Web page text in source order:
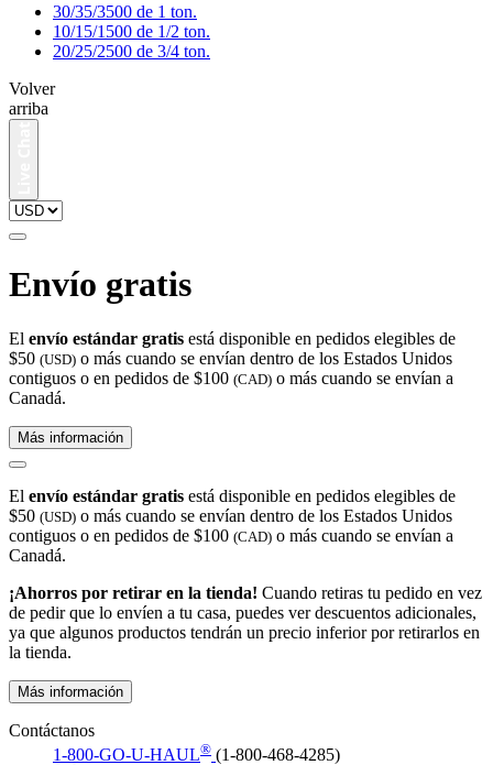
30/35/3500 de 1 ton.
10/15/1500 de 1/2 ton.
20/25/2500 de 3/4 ton.
Volver
arriba
Envío gratis
El envío estándar gratis está disponible en pedidos elegibles de
$50 (USD) o más cuando se envían dentro de los Estados Unidos
contiguos o en pedidos de $100 (CAD) o más cuando se envían a
Canadá.
Más información
El envío estándar gratis está disponible en pedidos elegibles de
$50 (USD) o más cuando se envían dentro de los Estados Unidos
contiguos o en pedidos de $100 (CAD) o más cuando se envían a
Canadá.
¡Ahorros por retirar en la tienda! Cuando retiras tu pedido en vez
de pedir que lo envíen a tu casa, puedes ver descuentos adicionales,
ya que algunos productos tendrán un precio inferior por retirarlos en
la tienda.
Más información
Contáctanos
1-800-GO-U-HAUL® (1-800-468-4285)